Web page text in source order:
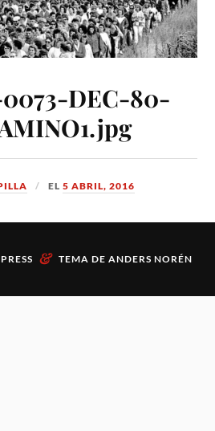
DEC-80-
EL5 ABRIL, 2016
& TEMA DE ANDERS NORÉN